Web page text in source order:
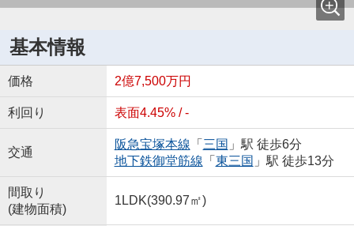
基本情報
価格 2億7,500万円
利回り 表面4.45% / -
交通
阪急宝塚本線 「 三国 」駅 徒歩6分
地下鉄御堂筋線 「 東三国 」駅 徒歩13分
間取り
(建物面積)
1LDK(390.97㎡)